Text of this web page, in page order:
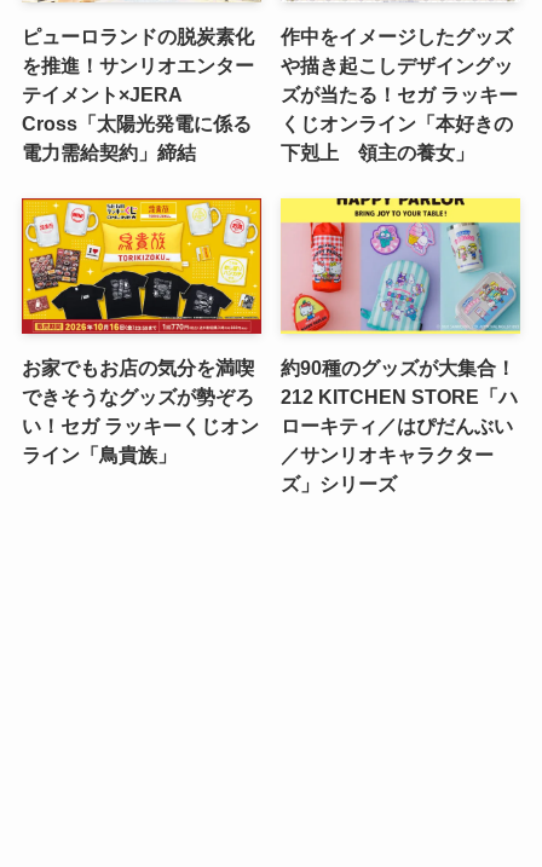
ピューロランドの脱炭素化
を推進！サンリオエンター
テイメント×JERA
Cross「太陽光発電に係る
電力需給契約」締結
作中をイメージしたグッズ
や描き起こしデザイングッ
ズが当たる！セガ ラッキー
くじオンライン「本好きの
下剋上 領主の養女」
お家でもお店の気分を満喫
できそうなグッズが勢ぞろ
い！セガ ラッキーくじオン
ライン「鳥貴族」
約90種のグッズが大集合！
212 KITCHEN STORE「ハ
ローキティ／はぴだんぶい
／サンリオキャラクター
ズ」シリーズ